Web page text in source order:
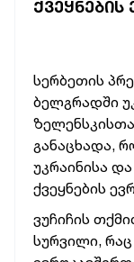
სერბეთის
ბელგრადში
განაცხადა,
უკრაინისა
ქვეყნების
ვუჩიჩის
სურვილი,